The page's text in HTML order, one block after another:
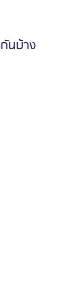
นบ้าง